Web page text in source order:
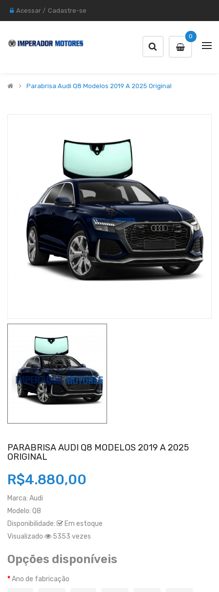
Acessar / Cadastre-se
0
Parabrisa Audi Q8 Modelos 2019 A 2025 Original
PARABRISA AUDI Q8 MODELOS 2019 A 2025
ORIGINAL
R$4.880,00
Marca: Audi
Modelo: Q8
Disponibilidade:
Em estoque
Visualizado
5353 vezes
Opções disponíveis
Ano de fabricação